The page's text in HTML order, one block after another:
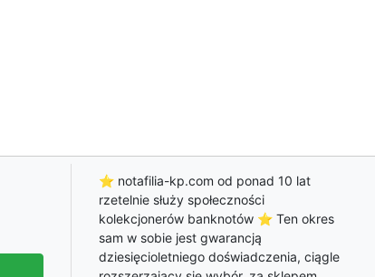
⭐ notafilia-kp.com od ponad 10 lat
rzetelnie służy społeczności
kolekcjonerów banknotów ⭐ Ten okres
sam w sobie jest gwarancją
dziesięcioletniego doświadczenia, ciągle